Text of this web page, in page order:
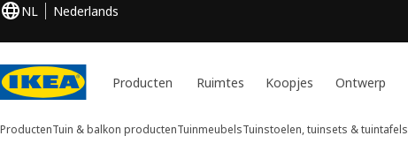
NL Nederlands
Producten Ruimtes Koopjes Ontwerp
ProductenTuin & balkon productenTuinmeubelsTuinstoelen, tuinsets & tuintafels